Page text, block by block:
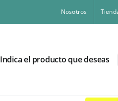
Nosotros
Indica el producto que deseas